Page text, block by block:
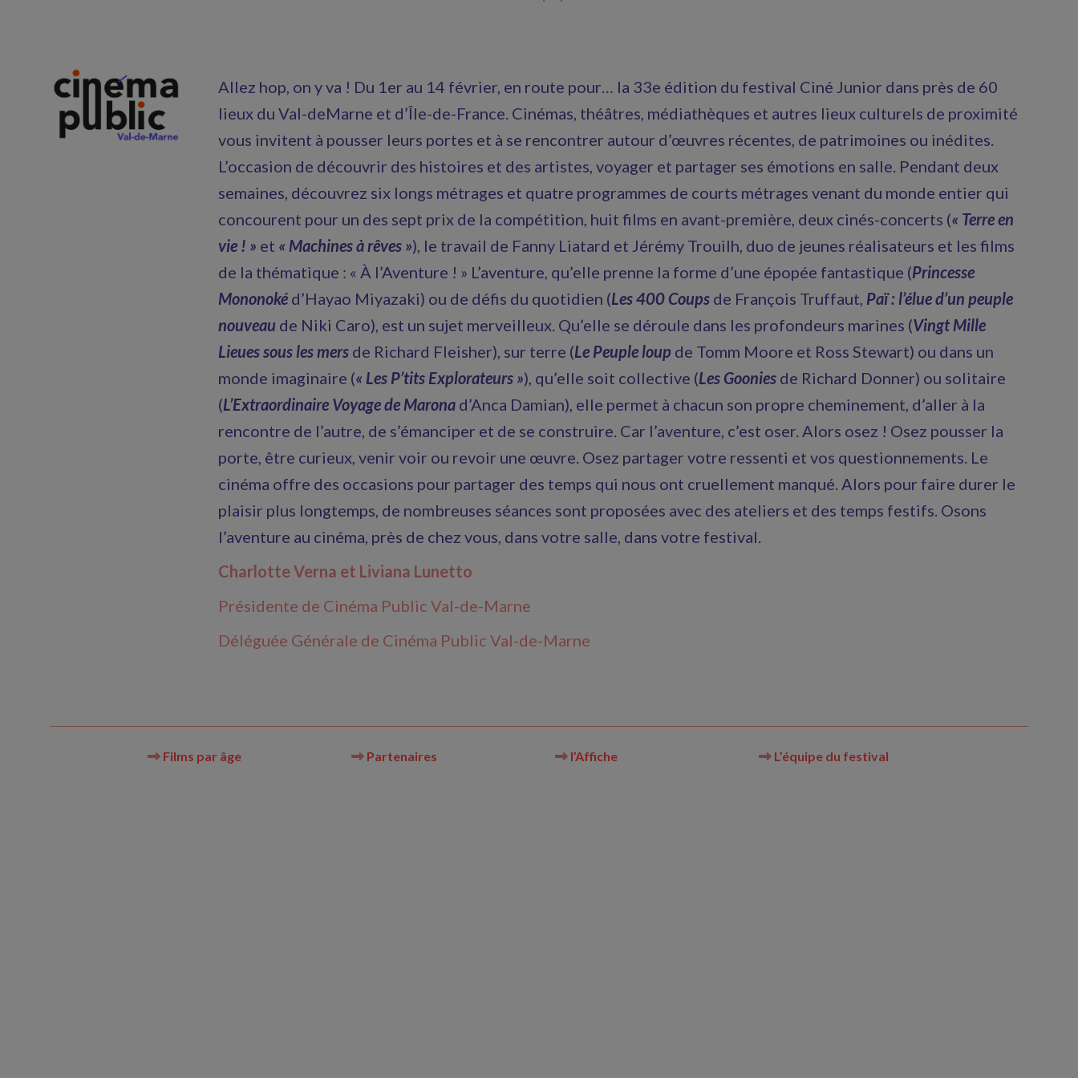
Allez hop, on y va ! Du 1er au 14 février, en route pour… la 33e édition du festival Ciné Junior dans près de 60
lieux du Val-deMarne et d’Île-de-France. Cinémas, théâtres, médiathèques et autres lieux culturels de proximité
vous invitent à pousser leurs portes et à se rencontrer autour d’œuvres récentes, de patrimoines ou inédites.
L’occasion de découvrir des histoires et des artistes, voyager et partager ses émotions en salle. Pendant deux
semaines, découvrez six longs métrages et quatre programmes de courts métrages venant du monde entier qui
concourent pour un des sept prix de la compétition, huit films en avant-première, deux cinés-concerts (« Terre en
vie ! » et « Machines à rêves »), le travail de Fanny Liatard et Jérémy Trouilh, duo de jeunes réalisateurs et les films
de la thématique : « À l’Aventure ! » L’aventure, qu’elle prenne la forme d’une épopée fantastique (Princesse
Mononoké d’Hayao Miyazaki) ou de défis du quotidien (Les 400 Coups de François Truffaut, Paï : l’élue d’un peuple
nouveau de Niki Caro), est un sujet merveilleux. Qu’elle se déroule dans les profondeurs marines (Vingt Mille
Lieues sous les mers de Richard Fleisher), sur terre (Le Peuple loup de Tomm Moore et Ross Stewart) ou dans un
monde imaginaire (« Les P’tits Explorateurs »), qu’elle soit collective (Les Goonies de Richard Donner) ou solitaire
(L’Extraordinaire Voyage de Marona d’Anca Damian), elle permet à chacun son propre cheminement, d’aller à la
rencontre de l’autre, de s’émanciper et de se construire. Car l’aventure, c’est oser. Alors osez ! Osez pousser la
porte, être curieux, venir voir ou revoir une œuvre. Osez partager votre ressenti et vos questionnements. Le
cinéma offre des occasions pour partager des temps qui nous ont cruellement manqué. Alors pour faire durer le
plaisir plus longtemps, de nombreuses séances sont proposées avec des ateliers et des temps festifs. Osons
l’aventure au cinéma, près de chez vous, dans votre salle, dans votre festival.
Charlotte Verna et Liviana Lunetto
Présidente de Cinéma Public Val-de-Marne
Déléguée Générale de Cinéma Public Val-de-Marne
Films par âge Partenaires l’Affiche L’équipe du festival